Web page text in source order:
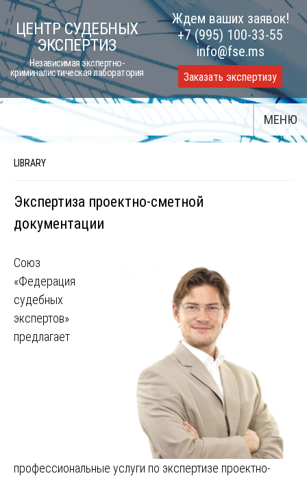
Skip
to
content
ЦЕНТР СУДЕБНЫХ
ЭКСПЕРТИЗ
Независимая экспертно-
криминалистическая лаборатория
Ждем ваших заявок!
+7 (995) 100-33-55
info@fse.ms
Заказать экспертизу
МЕНЮ
LIBRARY
Экспертиза проектно-сметной
документации
Союз
«Федерация
судебных
экспертов»
предлагает
профессиональные услуги по экспертизе проектно-